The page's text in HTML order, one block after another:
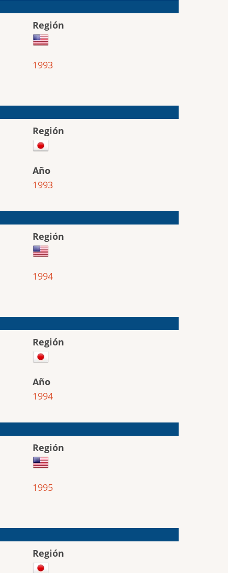
Región
1993
Región
Año
1993
Región
1994
Región
Año
1994
Región
1995
Región